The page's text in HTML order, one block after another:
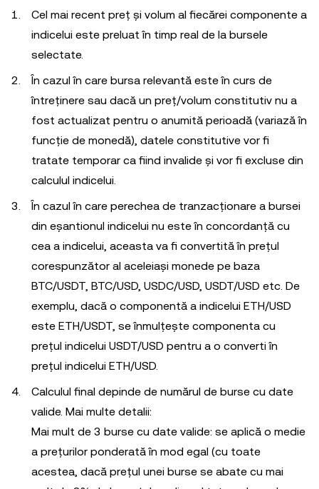
Cel mai recent preț și volum al fiecărei componente a
indicelui este preluat în timp real de la bursele
selectate.
În cazul în care bursa relevantă este în curs de
întreținere sau dacă un preț/volum constitutiv nu a
fost actualizat pentru o anumită perioadă (variază în
funcție de monedă), datele constitutive vor fi
tratate temporar ca fiind invalide și vor fi excluse din
calculul indicelui.
În cazul în care perechea de tranzacționare a bursei
din eșantionul indicelui nu este în concordanță cu
cea a indicelui, aceasta va fi convertită în prețul
corespunzător al aceleiași monede pe baza
BTC/USDT, BTC/USD, USDC/USD, USDT/USD etc. De
exemplu, dacă o componentă a indicelui ETH/USD
este ETH/USDT, se înmulțește componenta cu
prețul indicelui USDT/USD pentru a o converti în
prețul indicelui ETH/USD.
Calculul final depinde de numărul de burse cu date
valide. Mai multe detalii:
Mai mult de 3 burse cu date valide: se aplică o medie
a prețurilor ponderată în mod egal (cu toate
acestea, dacă prețul unei burse se abate cu mai